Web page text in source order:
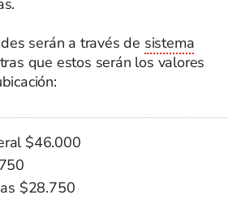
serán a través de sistema
que estos serán los valores
$46.000
$28.750